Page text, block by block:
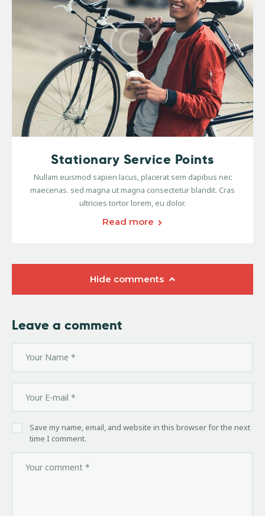
Stationary Service Points
Nullam euismod sapien lacus, placerat sem dapibus nec
maecenas. sed magna ut magna consectetur blandit. Cras
ultricies tortor lorem, eu dolor.
Read more
Hide comments
Leave a comment
Save my name, email, and website in this browser for the next
time I comment.